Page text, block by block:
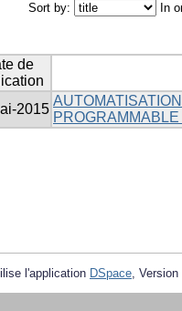
Sort by: In
de
2015
l'application DSpace,